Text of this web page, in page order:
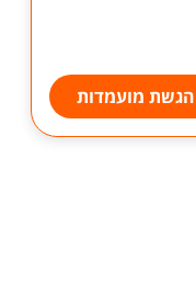
הגשת מועמדות